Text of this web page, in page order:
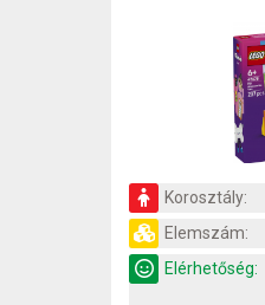
Korosztály:
Elemszám:
Elérhetőség: